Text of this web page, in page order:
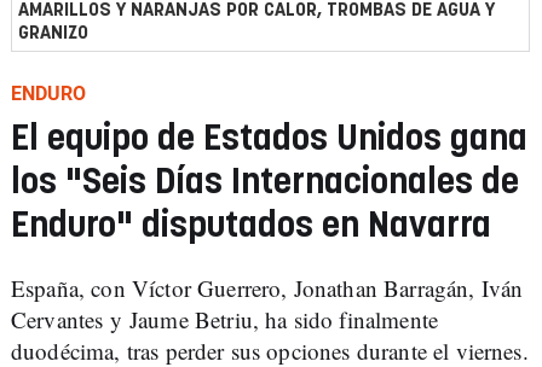
AMARILLOS Y NARANJAS POR CALOR, TROMBAS DE AGUA Y
GRANIZO
ENDURO
El equipo de Estados Unidos gana
los "Seis Días Internacionales de
Enduro" disputados en Navarra
España, con Víctor Guerrero, Jonathan Barragán, Iván
Cervantes y Jaume Betriu, ha sido finalmente
duodécima, tras perder sus opciones durante el viernes.